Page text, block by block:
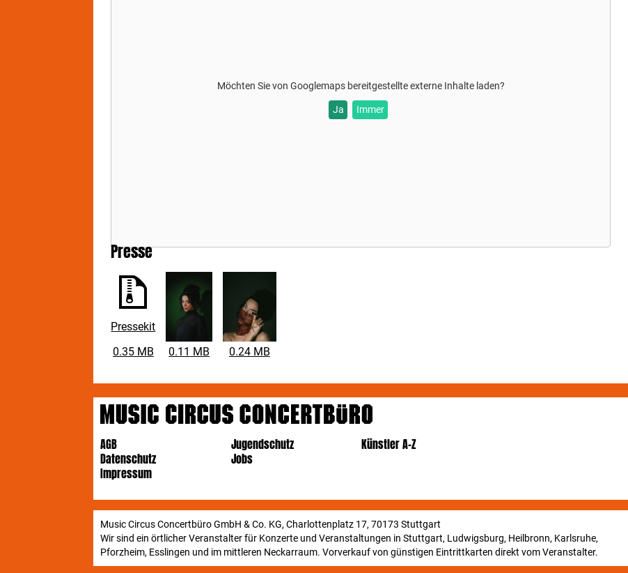
Möchten Sie von Googlemapsbereitgestellte externe Inhalte laden?
Ja Immer
Presse
Pressekit
0.35 MB
0.11 MB 0.24 MB
AGB
Datenschutz
Impressum
Jugendschutz
Jobs
Künstler A-Z
Music Circus Concertbüro GmbH & Co. KG, Charlottenplatz 17, 70173 Stuttgart
Wir sind ein örtlicher Veranstalter für Konzerte und Veranstaltungen in Stuttgart, Ludwigsburg, Heilbronn, Karlsruhe,
Pforzheim, Esslingen und im mittleren Neckarraum. Vorverkauf von günstigen Eintrittkarten direkt vom Veranstalter.